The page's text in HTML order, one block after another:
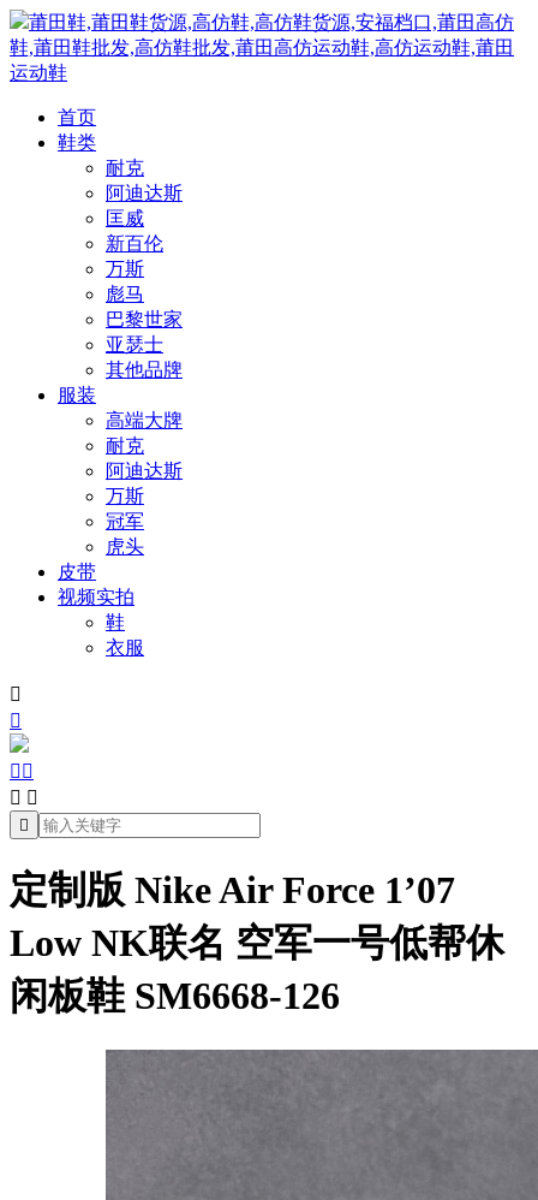
莆田鞋,莆田鞋货源,高仿鞋,高仿鞋货源,安福档口,莆田高仿
鞋,莆田鞋批发,高仿鞋批发,莆田高仿运动鞋,高仿运动鞋,莆田
运动鞋
首页
鞋类
耐克
阿迪达斯
匡威
新百伦
万斯
彪马
巴黎世家
亚瑟士
其他品牌
服装
高端大牌
耐克
阿迪达斯
万斯
冠军
虎头
皮带
视频实拍
鞋
衣服


 
 

定制版 Nike Air Force 1’07
Low NK联名 空军一号低帮休
闲板鞋 SM6668-126